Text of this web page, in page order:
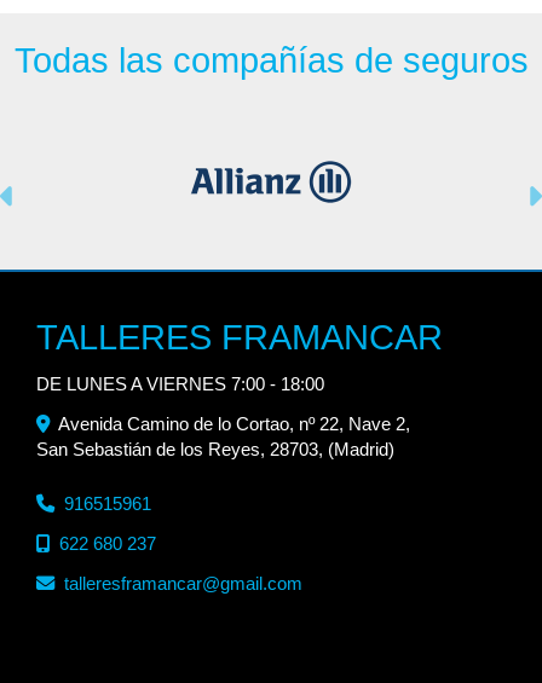
Todas las compañías de seguros
TALLERES FRAMANCAR
DE LUNES A VIERNES 7:00 - 18:00
Avenida Camino de lo Cortao, nº 22, Nave 2,
San Sebastián de los Reyes, 28703, (Madrid)
916515961
622 680 237
talleresframancar
gmail.com